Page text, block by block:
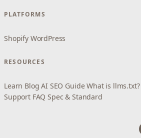
PLATFORMS
Shopify WordPress
RESOURCES
Learn Blog AI SEO Guide What is llms.txt?
Support FAQ Spec & Standard